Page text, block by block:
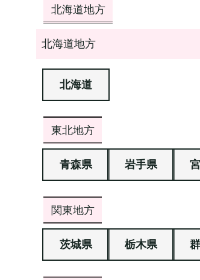
北海道地方
北海道地方
北海道
東北地方
青森県 岩手県
関東地方
茨城県 栃木県